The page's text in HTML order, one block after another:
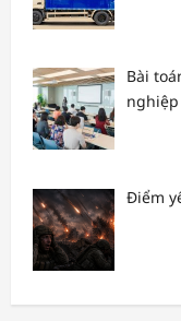
Bài
nghiệp
Điểm